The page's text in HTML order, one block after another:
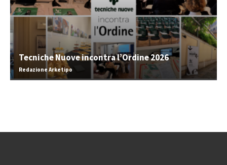
Tecniche Nuove incontra l’Ordine 2026
Redazione Arketipo